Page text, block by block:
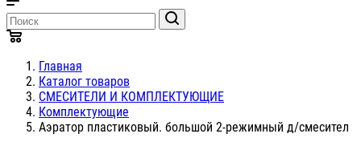
Главная
Каталог товаров
СМЕСИТЕЛИ И КОМПЛЕКТУЮЩИЕ
Комплектующие
Аэратор пластиковый. большой 2-режимный д/смесител